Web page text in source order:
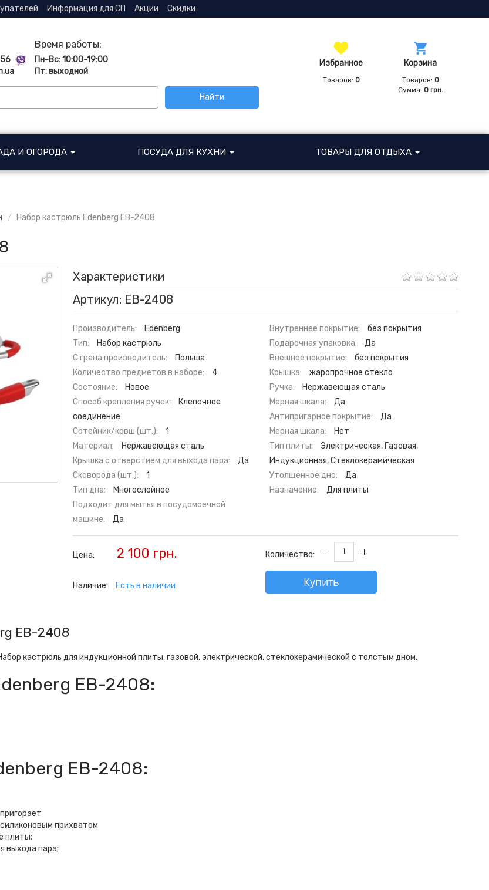
Информация для СП Акции Скидки
Время работы:
Пн-Вс: 10:00-19:00
Пт: выходной
Найти
Избранное
Товаров: 0
Корзина
Товаров: 0
Сумма: 0 грн.
И ОГОРОДА ПОСУДА ДЛЯ КУХНИ ТОВАРЫ ДЛЯ ОТДЫХА
Набор кастрюль Edenberg EB-2408
Характеристики
Артикул: EB-2408
Производитель:
Edenberg
Тип:
Набор кастрюль
Страна производитель:
Польша
Количество предметов в наборе:
4
Состояние:
Новое
Способ крепления ручек:
соединение
Сотейник/ковш (шт.):
1
Материал:
Нержавеющая сталь
Крышка с отверстием для выхода пара:
Да
Сковорода (шт.):
1
Тип дна:
Многослойное
Подходит для мытья в посудомоечной
машине:
Да
Внутреннее покрытие:
без покрытия
Подарочная упаковка:
Да
Внешнее покрытие:
без покрытия
Крышка:
жаропрочное стекло
Ручка:
Нержавеющая сталь
Мерная шкала:
Да
Антипригарное покрытие:
Да
Мерная шкала:
Нет
Тип плиты:
Электрическая, Газовая,
Индукционная, Стеклокерамическая
Утолщенное дно:
Да
Назначение:
Для плиты
Цена: 2 100 грн.
Наличие: Есть в наличии
Количество:
Купить
EB-2408
кастрюль для индукционной плиты, газовой, электрической, стеклокерамической с толстым дном.
EB-2408:
EB-2408:
прихватом
плиты;
выхода пара;